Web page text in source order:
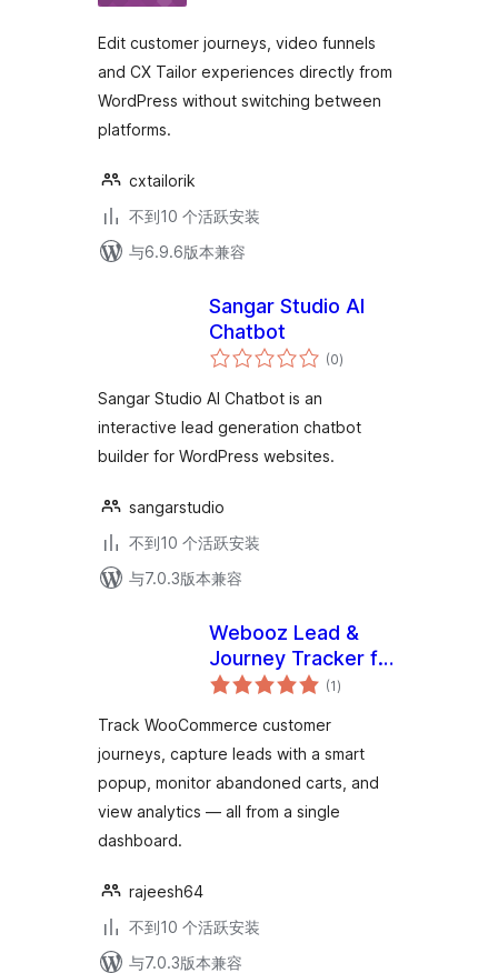
Edit customer journeys, video funnels
and CX Tailor experiences directly from
WordPress without switching between
platforms.
cxtailorik
不到10 个活跃安装
与6.9.6版本兼容
Sangar Studio AI
Chatbot
(0总
评)
Sangar Studio AI Chatbot is an
interactive lead generation chatbot
builder for WordPress websites.
sangarstudio
不到10 个活跃安装
与7.0.3版本兼容
Webooz Lead &
Journey Tracker for
WooCommerce
(1总
评)
Track WooCommerce customer
journeys, capture leads with a smart
popup, monitor abandoned carts, and
view analytics — all from a single
dashboard.
rajeesh64
不到10 个活跃安装
与7.0.3版本兼容